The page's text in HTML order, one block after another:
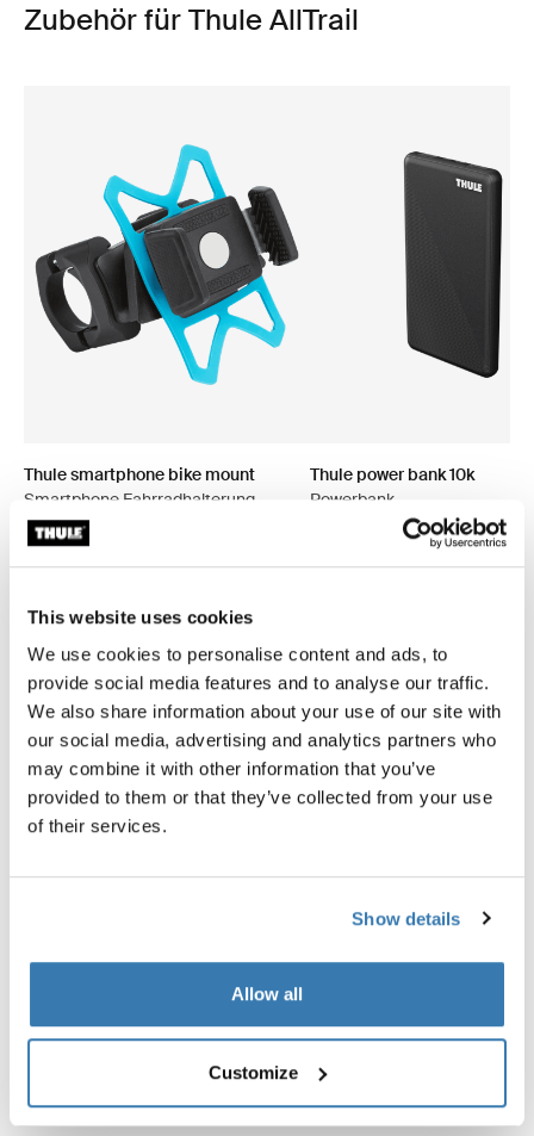
This website uses cookies
We use cookies to personalise content and ads, to
provide social media features and to analyse our traffic.
We also share information about your use of our site with
our social media, advertising and analytics partners who
may combine it with other information that you’ve
provided to them or that they’ve collected from your use
of their services.
Show details
Allow all
Customize
Zubehör für Thule AllTrail
Thule smartphone bike mount
Smartphone Fahrradhalterung
schwarz
Thule power bank 10k
Powerbank
Toggle overview
Beschreibung des Produkts
Toggle features
Alle Eigenschaften